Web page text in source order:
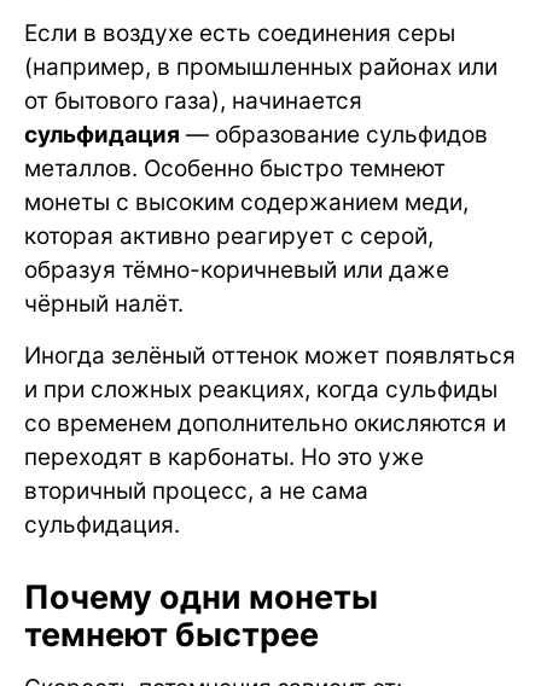
Если в воздухе есть соединения серы
(например, в промышленных районах или
от бытового газа), начинается
сульфидация — образование сульфидов
металлов. Особенно быстро темнеют
монеты с высоким содержанием меди,
которая активно реагирует с серой,
образуя тёмно-коричневый или даже
чёрный налёт.
Иногда зелёный оттенок может появляться
и при сложных реакциях, когда сульфиды
со временем дополнительно окисляются и
переходят в карбонаты. Но это уже
вторичный процесс, а не сама
сульфидация.
Почему одни монеты
темнеют быстрее